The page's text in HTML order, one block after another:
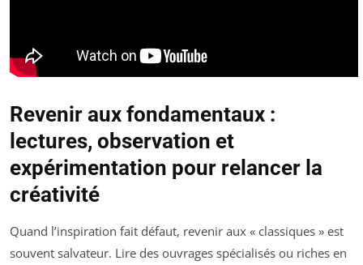
Revenir aux fondamentaux :
lectures, observation et
expérimentation pour relancer la
créativité
Quand l’inspiration fait défaut, revenir aux « classiques » est
souvent salvateur. Lire des ouvrages spécialisés ou riches en